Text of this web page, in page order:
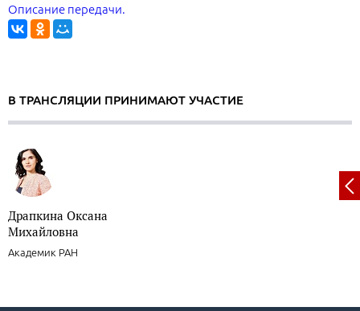
Описание передачи.
В ТРАНСЛЯЦИИ ПРИНИМАЮТ УЧАСТИЕ
Драпкина Оксана
Михайловна
Академик РАН